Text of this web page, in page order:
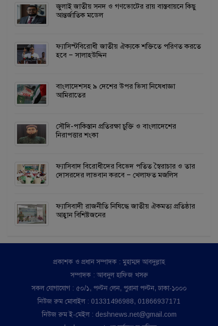
জুলাই জাতীয় সনদ ও গণভোটের রায় বাস্তবায়নে কিছু
আন্তর্জাতিক মডেল
ফ্যাসিস্টবিরোধী জাতীয় ঐক্যকে শক্তিতে পরিণত করতে
হবে – সালাহউদ্দিন
বাংলাদেশসহ ৯ দেশের উপর ভিসা নিষেধাজ্ঞা
আমিরাতের
সৌদি-পাকিস্তান প্রতিরক্ষা চুক্তি ও বাংলাদেশের
নিরাপত্তার শংকা
ফ্যাসিবাদ বিরোধীদের বিভেদ পতিত স্বৈরাচার ও তার
দোসরদের লাভবান করবে – খেলাফত মজলিস
ফ্যাসিবাদী রাজনীতি নিষিদ্ধে জাতীয় ঐকমত্য প্রতিষ্ঠার
আহ্বান বিশিষ্টজনের
প্রকাশক ও প্রধান সম্পাদক : মুহাম্মদ আবদুল্লাহ
সম্পাদক : আবদুল হাফিজ খসরু
সকল যোগাযোগ : ৫০/১, পল্টন লেন, পুরানা পল্টন, ঢাকা-১০০০
নিউজ রুম মোবাইল : 01331496988, 01866937171
নিউজ রুম ই-মেইল : deshnews.net@gmail.com